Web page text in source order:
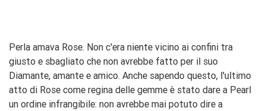
Perla amava Rose. Non c'era niente vicino ai confini tra
giusto e sbagliato che non avrebbe fatto per il suo
Diamante, amante e amico. Anche sapendo questo, l'ultimo
atto di Rose come regina delle gemme è stato dare a Pearl
un ordine infrangibile: non avrebbe mai potuto dire a